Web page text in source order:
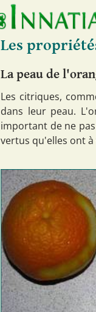
Les
La peau de
Les citriques,
dans leur peau.
important de ne
vertus qu'elles ont